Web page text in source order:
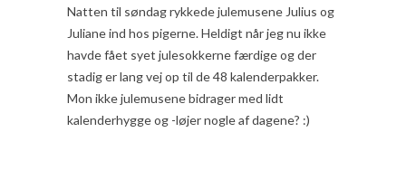
Natten til søndag rykkede julemusene Julius og
Juliane ind hos pigerne. Heldigt når jeg nu ikke
havde fået syet julesokkerne færdige og der
stadig er lang vej op til de 48 kalenderpakker.
Mon ikke julemusene bidrager med lidt
kalenderhygge og -løjer nogle af dagene? :)